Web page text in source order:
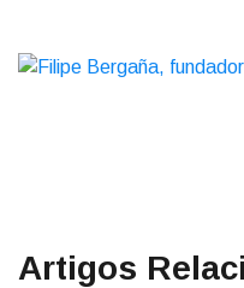
Artigos